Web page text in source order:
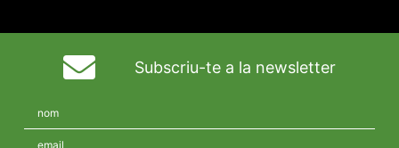
Subscriu-te a la newsletter